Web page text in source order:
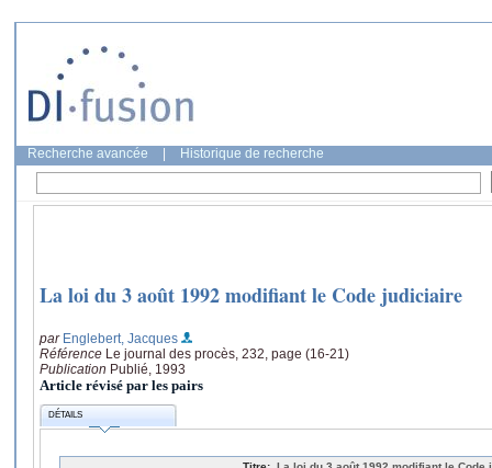
Recherche avancée Historique de recherche
La loi du 3 août 1992 modifiant le Code judiciaire
par Englebert, Jacques
Référence Le journal des procès, 232, page (16-21)
Publication Publié, 1993
Article révisé par les pairs
DÉTAILS